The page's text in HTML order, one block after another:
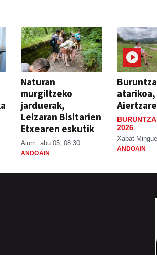
Naturan
murgiltzeko
jarduerak,
Leizaran Bisitarien
Etxearen eskutik
Aiurri abu 05, 08:30
ANDOAIN
2026
Xabat
ANDOAIN